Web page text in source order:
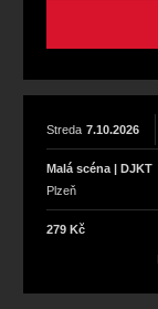
Streda 7.10.2026
Malá scéna | DJKT
Plzeň
279 Kč